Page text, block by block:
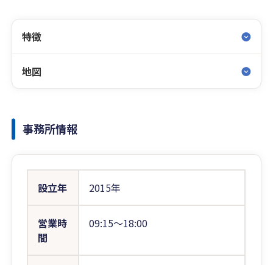
特徴
地図
事務所情報
設立年 2015年
営業時
間
09:15〜18:00